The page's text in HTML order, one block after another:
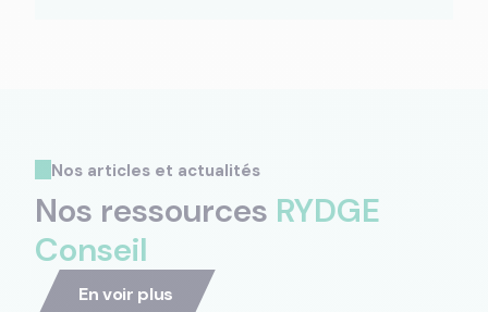
Nos articles et actualités
Nos ressources RYDGE
Conseil
En voir plus